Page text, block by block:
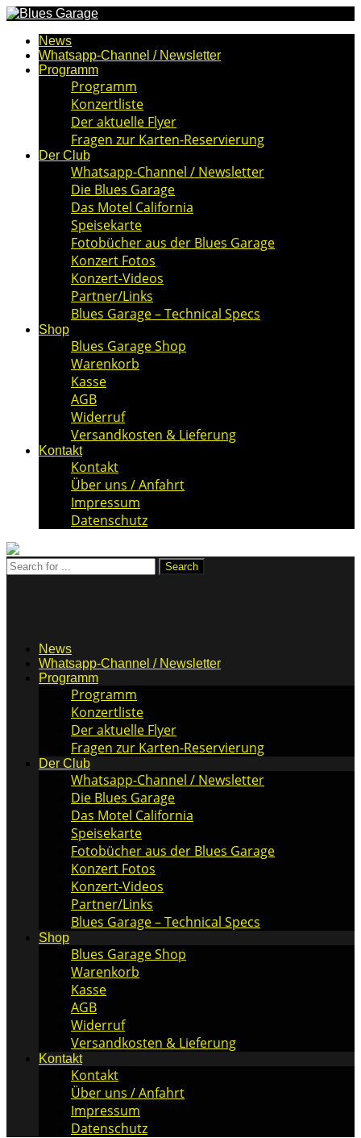
News
Whatsapp-Channel / Newsletter
Programm
Programm
Konzertliste
Der aktuelle Flyer
Fragen zur Karten-Reservierung
Der Club
Whatsapp-Channel / Newsletter
Die Blues Garage
Das Motel California
Speisekarte
Fotobücher aus der Blues Garage
Konzert Fotos
Konzert-Videos
Partner/Links
Blues Garage – Technical Specs
Shop
Blues Garage Shop
Warenkorb
Kasse
AGB
Widerruf
Versandkosten & Lieferung
Kontakt
Kontakt
Über uns / Anfahrt
Impressum
Datenschutz
News
Whatsapp-Channel / Newsletter
Programm
Programm
Konzertliste
Der aktuelle Flyer
Fragen zur Karten-Reservierung
Der Club
Whatsapp-Channel / Newsletter
Die Blues Garage
Das Motel California
Speisekarte
Fotobücher aus der Blues Garage
Konzert Fotos
Konzert-Videos
Partner/Links
Blues Garage – Technical Specs
Shop
Blues Garage Shop
Warenkorb
Kasse
AGB
Widerruf
Versandkosten & Lieferung
Kontakt
Kontakt
Über uns / Anfahrt
Impressum
Datenschutz